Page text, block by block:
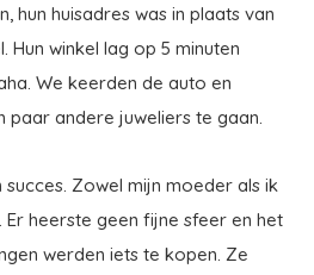
hun huisadres was in plaats van
Hun winkel lag op 5 minuten
We keerden de auto en
paar andere juweliers te gaan.
Zowel mijn moeder als ik
heerste geen fijne sfeer en het
werden iets te kopen. Ze